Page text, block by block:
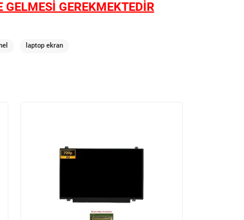
GEREKMEKTEDİR
laptop ekran